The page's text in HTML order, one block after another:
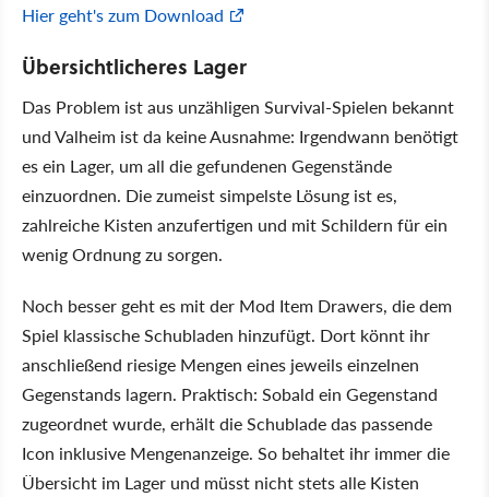
Hier geht's zum Download
Übersichtlicheres Lager
Das Problem ist aus unzähligen Survival-Spielen bekannt
und Valheim ist da keine Ausnahme: Irgendwann benötigt
es ein Lager, um all die gefundenen Gegenstände
einzuordnen. Die zumeist simpelste Lösung ist es,
zahlreiche Kisten anzufertigen und mit Schildern für ein
wenig Ordnung zu sorgen.
Noch besser geht es mit der Mod Item Drawers, die dem
Spiel klassische Schubladen hinzufügt. Dort könnt ihr
anschließend riesige Mengen eines jeweils einzelnen
Gegenstands lagern. Praktisch: Sobald ein Gegenstand
zugeordnet wurde, erhält die Schublade das passende
Icon inklusive Mengenanzeige. So behaltet ihr immer die
Übersicht im Lager und müsst nicht stets alle Kisten